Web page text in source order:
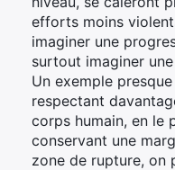
efforts moins
imaginer une
surtout imaginer
Un exemple
respectant
corps humain, en le
conservant une
zone de rupture, on